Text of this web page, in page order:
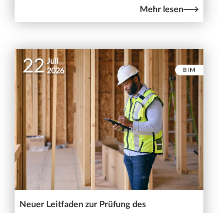
Mehr lesen
22 Juli
2026
BIM
Neuer Leitfaden zur Prüfung des